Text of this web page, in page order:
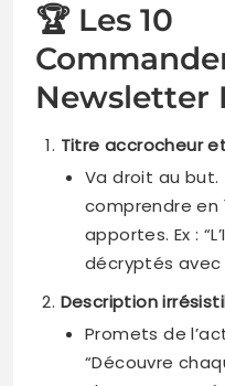
🏆 Les 10
Newsletter
Titre accrocheur
Va droit au but.
comprendre en
apportes. Ex :
décryptés avec
Description
Promets de
“Découvre